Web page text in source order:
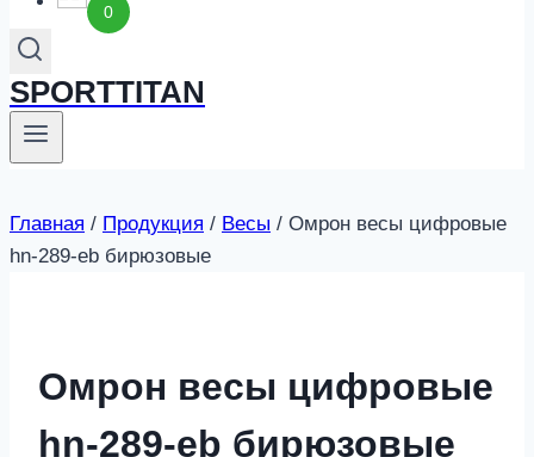
0
SPORTTITAN
Главная / Продукция / Весы / Омрон весы цифровые
hn-289-eb бирюзовые
Омрон весы цифровые
hn-289-eb бирюзовые